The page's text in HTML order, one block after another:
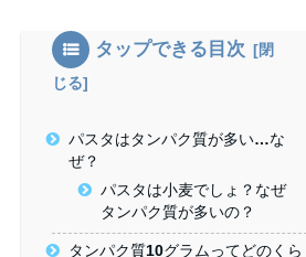
タップできる目次
パスタはタンパク質が多い…な
ぜ？
パスタは小麦でしょ？なぜ
タンパク質が多いの？
タンパク質10グラムってどのくら